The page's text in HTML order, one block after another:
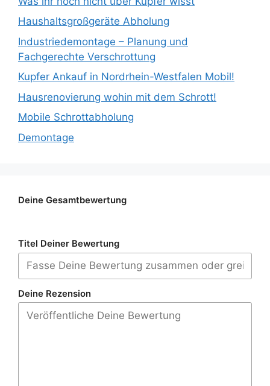
Haushaltsgroßgeräte Abholung
Industriedemontage – Planung und
Fachgerechte Verschrottung
Kupfer Ankauf in Nordrhein-Westfalen Mobil!
Hausrenovierung wohin mit dem Schrott!
Mobile Schrottabholung
Demontage
Deine Gesamtbewertung
Titel Deiner Bewertung
Deine Rezension